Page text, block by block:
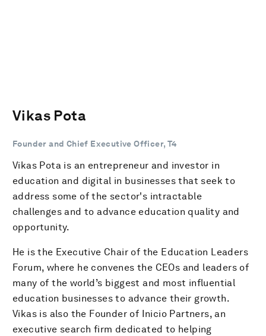
Vikas Pota
Founder and Chief Executive Officer, T4
Vikas Pota is an entrepreneur and investor in
education and digital in businesses that seek to
address some of the sector's intractable
challenges and to advance education quality and
opportunity.
He is the Executive Chair of the Education Leaders
Forum, where he convenes the CEOs and leaders of
many of the world’s biggest and most influential
education businesses to advance their growth.
Vikas is also the Founder of Inicio Partners, an
executive search firm dedicated to helping